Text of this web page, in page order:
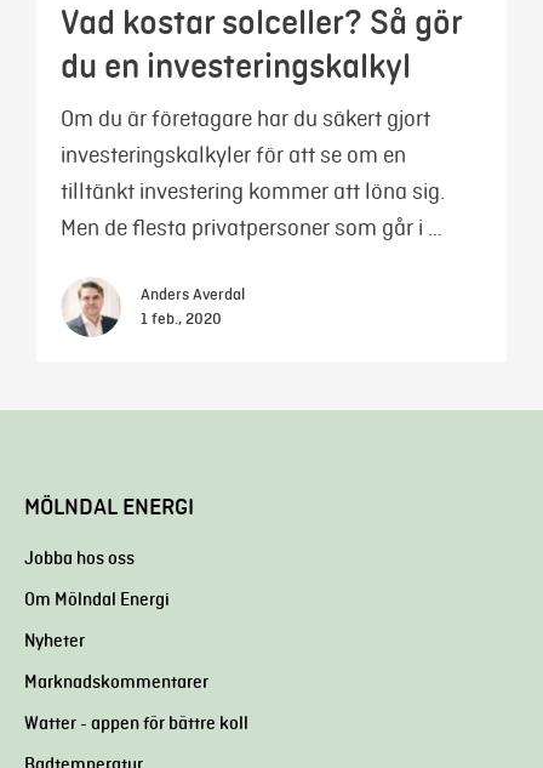
Vad kostar solceller? Så gör
du en investeringskalkyl
Om du är företagare har du säkert gjort
investeringskalkyler för att se om en
tilltänkt investering kommer att löna sig.
Men de flesta privatpersoner som går i …
Anders Averdal
1 feb., 2020
MÖLNDAL ENERGI
Jobba hos oss
Om Mölndal Energi
Nyheter
Marknadskommentarer
Watter - appen för bättre koll